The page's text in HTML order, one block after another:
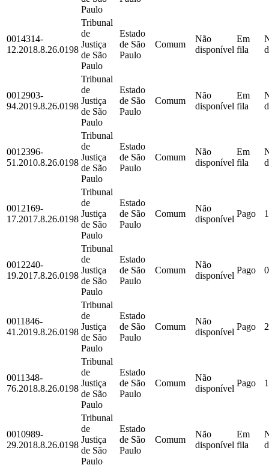
Paulo
0014314-
12.2018.8.26.0198
Tribunal
de
Justiça
de São
Paulo
Estado
de São
Paulo
Comum
Não
disponível
Em
fila
0012903-
94.2019.8.26.0198
Tribunal
de
Justiça
de São
Paulo
Estado
de São
Paulo
Comum
Não
disponível
Em
fila
0012396-
51.2010.8.26.0198
Tribunal
de
Justiça
de São
Paulo
Estado
de São
Paulo
Comum
Não
disponível
Em
fila
0012169-
17.2017.8.26.0198
Tribunal
de
Justiça
de São
Paulo
Estado
de São
Paulo
Comum
Não
disponível
Pago
0012240-
19.2017.8.26.0198
Tribunal
de
Justiça
de São
Paulo
Estado
de São
Paulo
Comum
Não
disponível
Pago
0011846-
41.2019.8.26.0198
Tribunal
de
Justiça
de São
Paulo
Estado
de São
Paulo
Comum
Não
disponível
Pago
0011348-
76.2018.8.26.0198
Tribunal
de
Justiça
de São
Paulo
Estado
de São
Paulo
Comum
Não
disponível
Pago
0010989-
29.2018.8.26.0198
Tribunal
de
Justiça
de São
Paulo
Estado
de São
Paulo
Comum
Não
disponível
Em
fila